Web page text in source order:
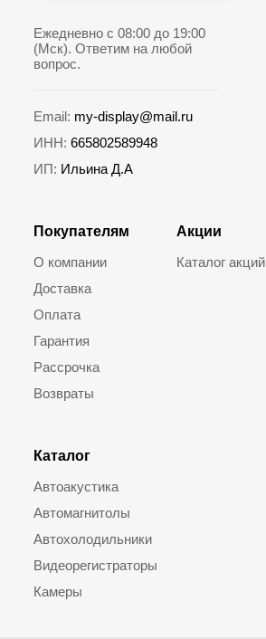
Покупателям
О компании
Доставка
Оплата
Гарантия
Рассрочка
Возвраты
Каталог
Автоакустика
Автомагнитолы
Автохолодильники
Видеорегистраторы
Камеры
Акции
Каталог акций
Ежедневно с 08:00 до 19:00
(Мск). Ответим на любой
вопрос.
Email: my-display@mail.ru
ИНН: 665802589948
ИП: Ильина Д.А